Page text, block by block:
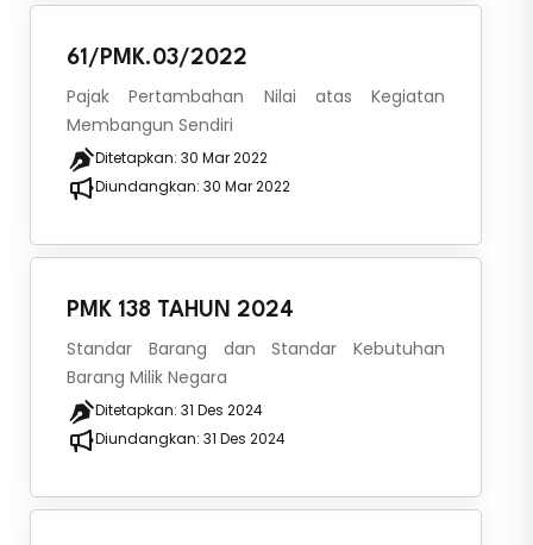
61/PMK.03/2022
Pajak Pertambahan Nilai atas Kegiatan
Membangun Sendiri
Ditetapkan: 30 Mar 2022
Diundangkan: 30 Mar 2022
PMK 138 TAHUN 2024
Standar Barang dan Standar Kebutuhan
Barang Milik Negara
Ditetapkan: 31 Des 2024
Diundangkan: 31 Des 2024